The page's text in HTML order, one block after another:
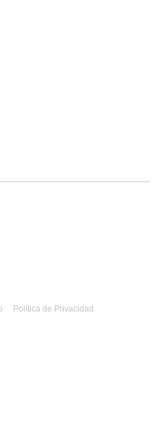
Política de Privacidad